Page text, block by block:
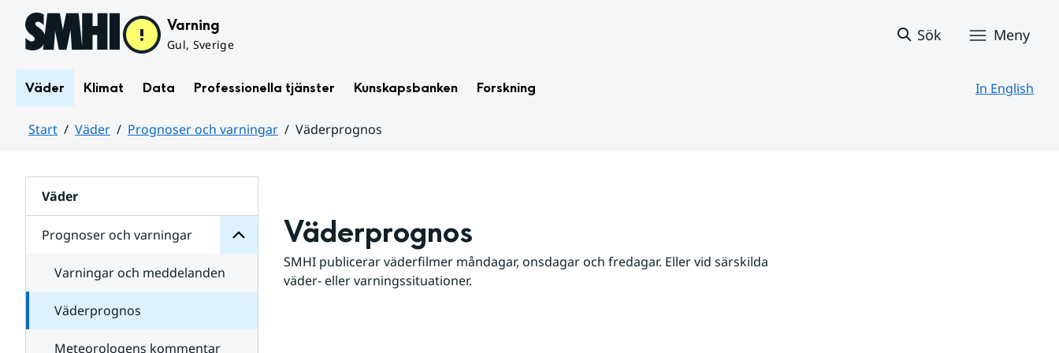
Hoppa till sidans innehåll Varning
Gul, Sverige
Sök Meny
Väder Klimat Data Professionella tjänster Kunskapsbanken Forskning In English
Start Väder Prognoser och varningar
Väderprognos
Väder
Prognoser och varningar
för
varningar
Varningar och meddelanden
Väderprognos
Meteorologens kommentar
Väderprognos
SMHI publicerar väderfilmer måndagar, onsdagar och fredagar. Eller vid särskilda
väder- eller varningssituationer.